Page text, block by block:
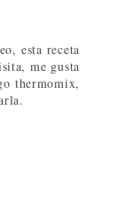
esta receta
me gusta
thermomix,